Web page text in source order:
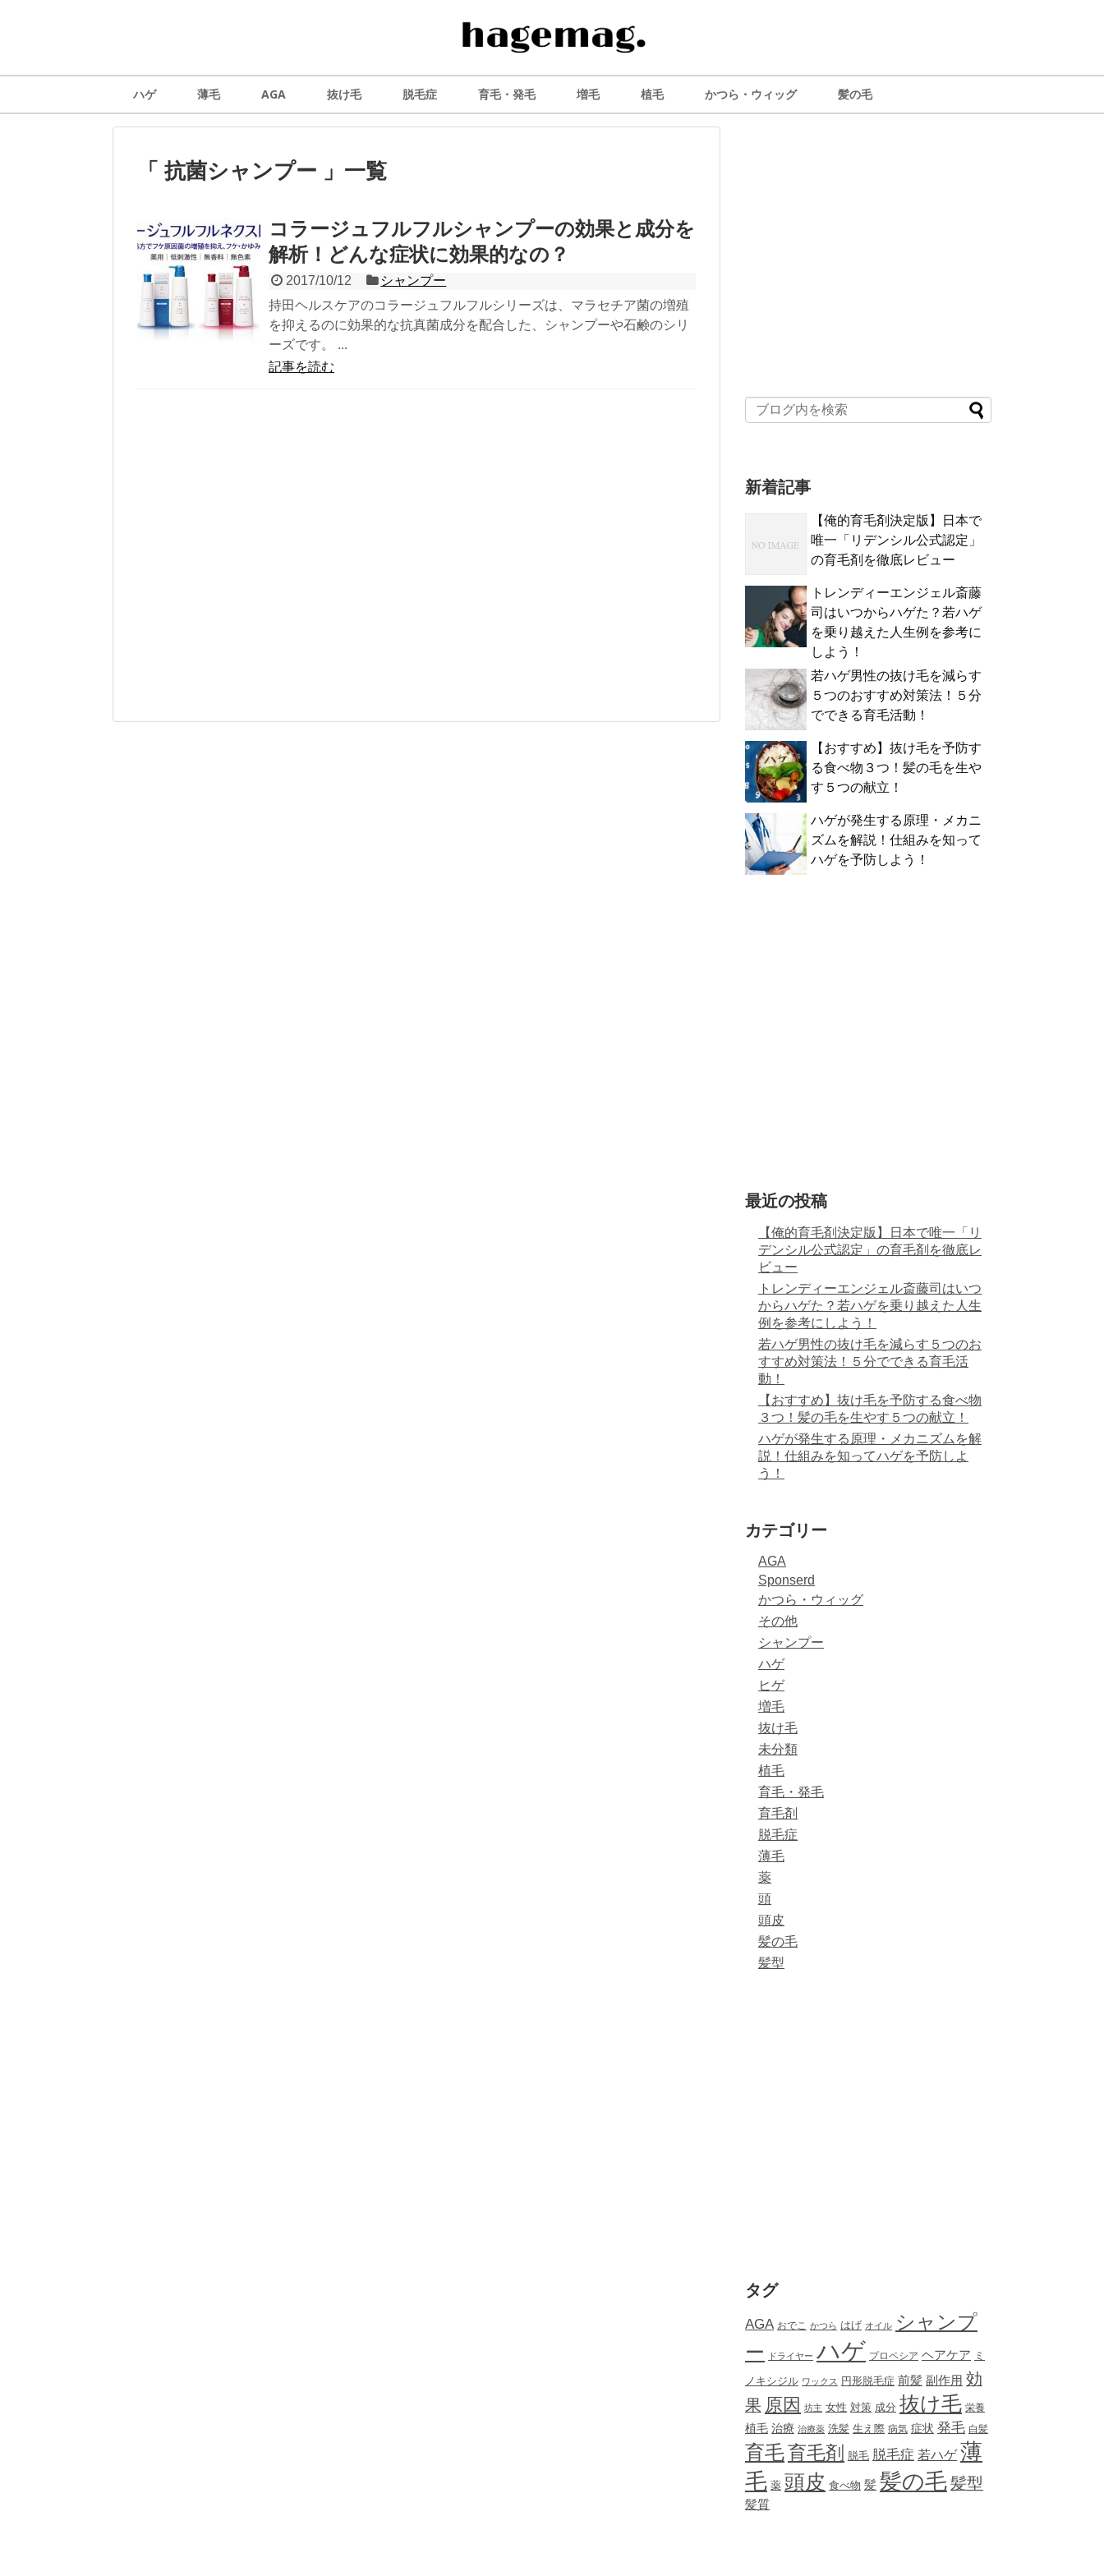
ハゲ 薄毛 AGA 抜け毛 脱毛症 育毛・発毛 増毛 植毛 かつら・ウィッグ 髪の毛
「 抗菌シャンプー 」一覧
コラージュフルフルシャンプーの効果と成分を
解析！どんな症状に効果的なの？
2017/10/12
シャンプー
持田ヘルスケアのコラージュフルフルシリーズは、マラセチア菌の増殖
を抑えるのに効果的な抗真菌成分を配合した、シャンプーや石鹸のシリ
ーズです。 ...
記事を読む
新着記事
【俺的育毛剤決定版】日本で
唯一「リデンシル公式認定」
の育毛剤を徹底レビュー
トレンディーエンジェル斎藤
司はいつからハゲた？若ハゲ
を乗り越えた人生例を参考に
しよう！
若ハゲ男性の抜け毛を減らす
５つのおすすめ対策法！５分
でできる育毛活動！
【おすすめ】抜け毛を予防す
る食べ物３つ！髪の毛を生や
す５つの献立！
ハゲが発生する原理・メカニ
ズムを解説！仕組みを知って
ハゲを予防しよう！
最近の投稿
【俺的育毛剤決定版】日本で唯一「リ
デンシル公式認定」の育毛剤を徹底レ
ビュー
トレンディーエンジェル斎藤司はいつ
からハゲた？若ハゲを乗り越えた人生
例を参考にしよう！
若ハゲ男性の抜け毛を減らす５つのお
すすめ対策法！５分でできる育毛活
動！
【おすすめ】抜け毛を予防する食べ物
３つ！髪の毛を生やす５つの献立！
ハゲが発生する原理・メカニズムを解
説！仕組みを知ってハゲを予防しよ
う！
カテゴリー
AGA
Sponserd
かつら・ウィッグ
その他
シャンプー
ハゲ
ヒゲ
増毛
抜け毛
未分類
植毛
育毛・発毛
育毛剤
脱毛症
薄毛
薬
頭
頭皮
髪の毛
髪型
タグ
AGA おでこ かつら はげ オイル シャンプ
ー
ドライヤー ハゲ プロペシア ヘアケア ミ
ノキシジル ワックス 円形脱毛症 前髪 副作用 効
果 原因 坊主 女性 対策 成分 抜け毛 栄養
植毛 治療 治療薬 洗髪 生え際 病気 症状 発毛 白髪
育毛育毛剤 脱毛 脱毛症 若ハゲ 薄
毛 薬 頭皮 食べ物 髪 髪の毛髪型
髪質